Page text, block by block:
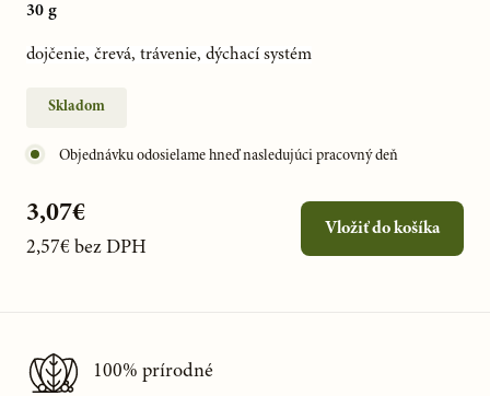
30 g
dojčenie, črevá, trávenie, dýchací systém
Skladom
Objednávku odosielame hneď nasledujúci pracovný deň
3,07€
2,57€ bez DPH
Vložiť do košíka
100% prírodné